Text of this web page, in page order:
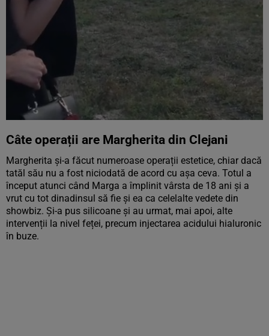
Câte operații are Margherita din Clejani
Margherita și-a făcut numeroase operații estetice, chiar dacă
tatăl său nu a fost niciodată de acord cu așa ceva. Totul a
început atunci când Marga a împlinit vârsta de 18 ani și a
vrut cu tot dinadinsul să fie și ea ca celelalte vedete din
showbiz. Și-a pus silicoane și au urmat, mai apoi, alte
intervenții la nivel feței, precum injectarea acidului hialuronic
în buze.